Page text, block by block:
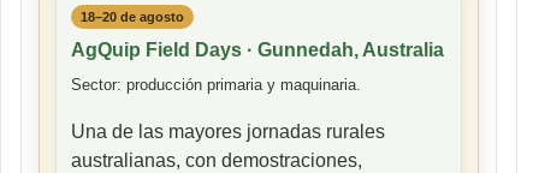
18–20 de agosto
AgQuip Field Days · Gunnedah, Australia
Sector: producción primaria y maquinaria.
Una de las mayores jornadas rurales
australianas, con demostraciones,